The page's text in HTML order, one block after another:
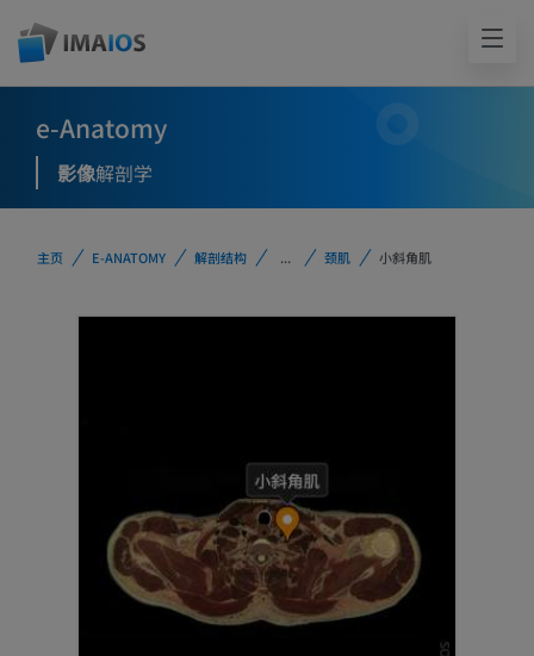
e-Anatomy
影像解剖学
主页 E-ANATOMY 解剖结构 ... 颈肌 小斜角肌